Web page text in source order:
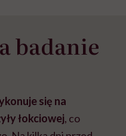
badanie
się na
łokciowej, co